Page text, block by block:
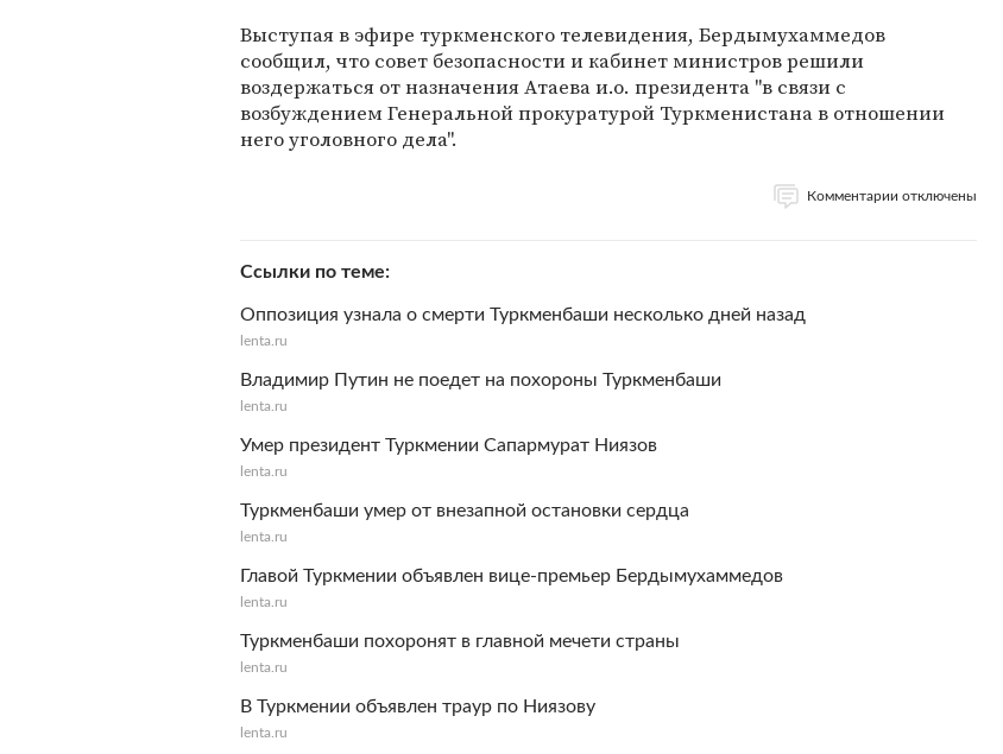
Выступая в эфире туркменского телевидения, Бердымухаммедов
сообщил, что совет безопасности и кабинет министров решили
воздержаться от назначения Атаева и.о. президента "в связи с
возбуждением Генеральной прокуратурой Туркменистана в отношении
него уголовного дела".
Комментарии отключены
Ссылки по теме
Оппозиция узнала о смерти Туркменбаши несколько дней назад
lenta.ru
Владимир Путин не поедет на похороны Туркменбаши
lenta.ru
Умер президент Туркмении Сапармурат Ниязов
lenta.ru
Туркменбаши умер от внезапной остановки сердца
lenta.ru
Главой Туркмении объявлен вице-премьер Бердымухаммедов
lenta.ru
Туркменбаши похоронят в главной мечети страны
lenta.ru
В Туркмении объявлен траур по Ниязову
lenta.ru